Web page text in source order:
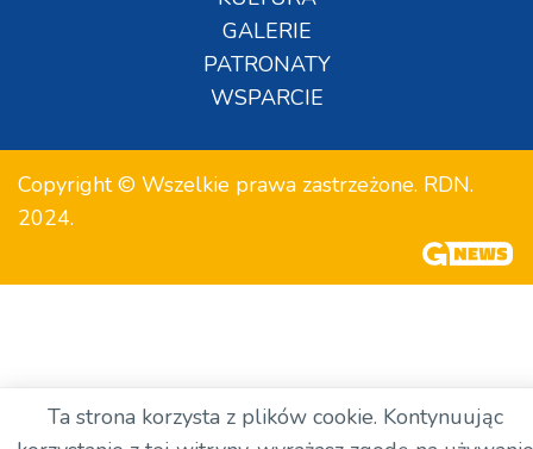
GALERIE
PATRONATY
WSPARCIE
Copyright © Wszelkie prawa zastrzeżone. RDN.
2024.
Ta strona korzysta z plików cookie. Kontynuując